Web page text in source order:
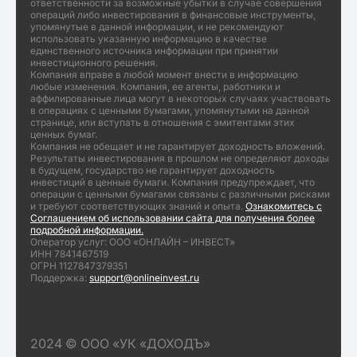
ответственности за возможные убытки в случае совершения
операций либо инвестирования в финансовые инструменты,
упомянутые в данной информации, и не рекомендуют
использовать указанную информацию в качестве
единственного источника информации при принятии
инвестиционного решения.
Компания вправе в любой момент внести в информацию
любые изменения. Компания, ее агенты, работники и
аффилированные лица могут в некоторых случаях участвовать
в операциях с ценными бумагами, упомянутыми на данной
странице, или вступать в отношения с эмитентами этих
ценных бумаг.
Компания не обещает и не гарантирует доходность вложений.
Результаты инвестирования в прошлом не определяют доходы
в будущем, государство не гарантирует доходность
инвестиций в ценные бумаги. Компания предупреждает, что
операции с ценными бумагами связаны с различными рисками
и требуют соответствующих знаний и опыта. Ознакомитесь с
Соглашением об использовании сайта для получения более
подробной информации.
Оператор услуг: ООО «ОНЛАЙН – ИНВЕСТ»
ИНН 7841467519
ОГРН 1127847379351
Поддержка: support@onlineinvest.ru
2024 © ООО «УК «ДОХОДЪ»